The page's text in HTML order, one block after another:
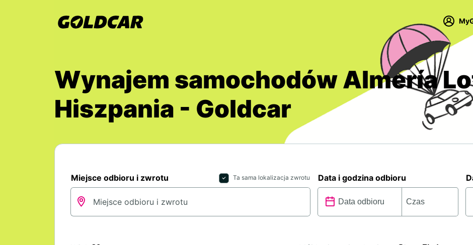
Wynajem samochodów Almería
Hiszpania - Goldcar
Miejsce odbioru i zwrotu Ta sama lokalizacja zwrotu Data i godzina odbioru